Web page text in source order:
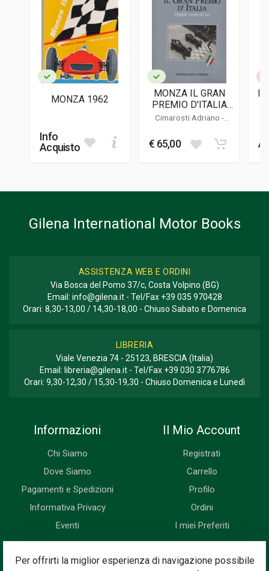
Roberto Barbato Editore
LINGUA DEL TESTO
Inglese, Italiano
DATA DI STAMPA
05/2022
Informazioni aggiuntive
MONZA 1962
Info
Acquisto
MONZA IL GRAN
PREMIO D'ITALIA
FOTOGRAFIE
Cimarosti Adriano -
€ 65,00
Per offrirti la miglior esperienza di navigazione possibile
Gilena International Motor Books
ASSISTENZA WEB E ORDINI
Via Bosca del Pomo 37/c, Costa Volpino (BG)
Email: info@gilena.it- Tel/Fax +39 035 970428
Orari: 8,30-13,00 / 14,30-18,00 - Chiuso Sabato e Domenica
LIBRERIA
Viale Venezia 74 - 25123, BRESCIA (Italia)
Email: libreria@gilena.it- Tel/Fax +39 030 3776786
Orari: 9,30-12,30 / 15,30-19,30 - Chiuso Domenica e Lunedì
Informazioni
Chi Siamo
Dove Siamo
Pagamenti e Spedizioni
Informativa Privacy
Eventi
Il Mio Account
Registrati
Carrello
Profilo
Ordini
I miei Preferiti
Newsletter